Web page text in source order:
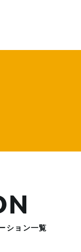
ション一覧